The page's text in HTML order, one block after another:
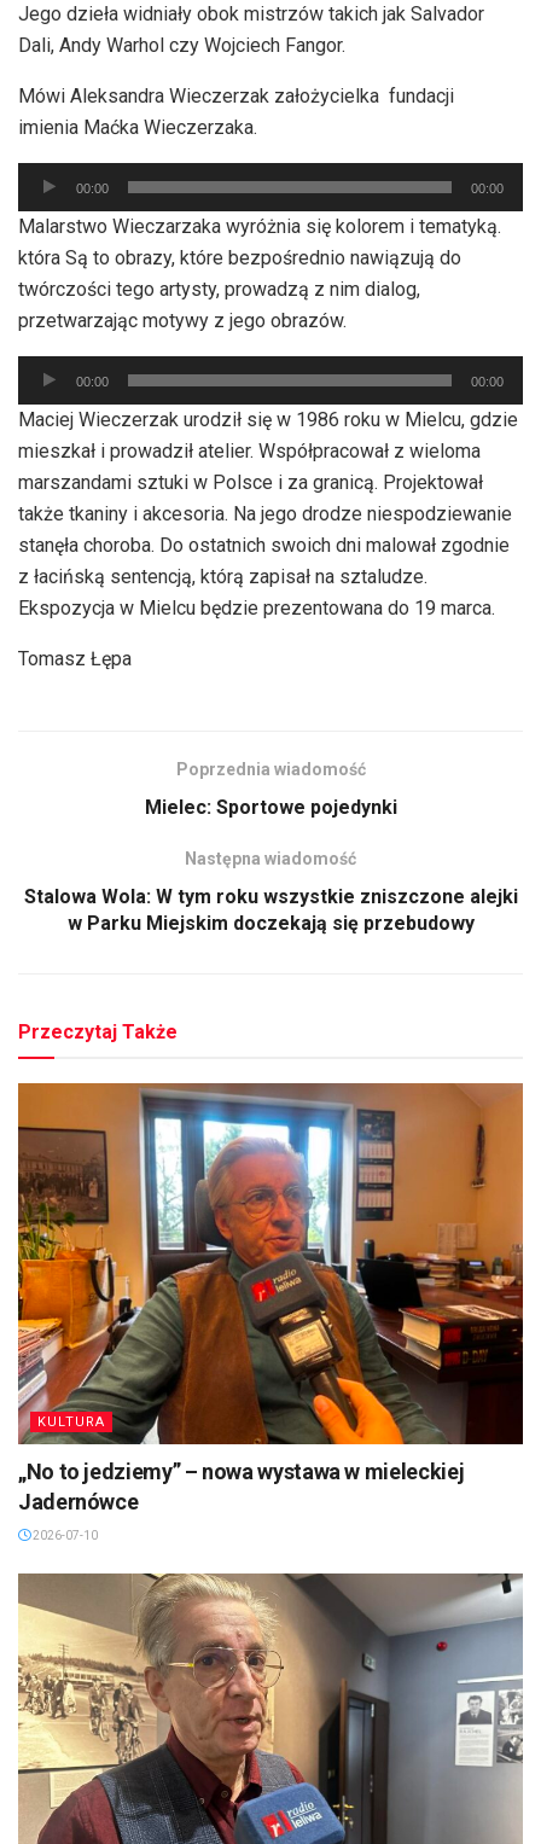
Jego dzieła widniały obok mistrzów takich jak Salvador
Dali, Andy Warhol czy Wojciech Fangor.
Mówi Aleksandra Wieczerzak założycielka fundacji
imienia Maćka Wieczerzaka.
Odtwarzacz
plików
dźwiękowych
00:00 00:00
Malarstwo Wieczarzaka wyróżnia się kolorem i tematyką.
która Są to obrazy, które bezpośrednio nawiązują do
twórczości tego artysty, prowadzą z nim dialog,
przetwarzając motywy z jego obrazów.
Odtwarzacz
plików
dźwiękowych
00:00 00:00
Maciej Wieczerzak urodził się w 1986 roku w Mielcu, gdzie
mieszkał i prowadził atelier. Współpracował z wieloma
marszandami sztuki w Polsce i za granicą. Projektował
także tkaniny i akcesoria. Na jego drodze niespodziewanie
stanęła choroba. Do ostatnich swoich dni malował zgodnie
z łacińską sentencją, którą zapisał na sztaludze.
Ekspozycja w Mielcu będzie prezentowana do 19 marca.
Tomasz Łępa
Poprzednia wiadomość
Mielec: Sportowe pojedynki
Następna wiadomość
Stalowa Wola: W tym roku wszystkie zniszczone alejki
w Parku Miejskim doczekają się przebudowy
Przeczytaj Także
KULTURA
„No to jedziemy” – nowa wystawa w mieleckiej
Jadernówce
2026-07-10